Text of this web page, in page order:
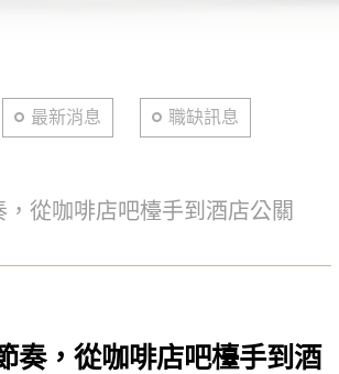
最新消息 職缺訊息
，從咖啡店吧檯手到酒店公關
奏，從咖啡店吧檯手到酒